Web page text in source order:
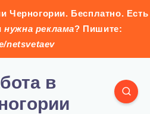
Черногории. Бесплатно. Есть
нужна реклама? Пишите:
netsvetaev